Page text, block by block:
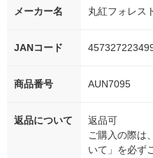
メーカー名 丸紅フォレス
JANコード
商品番号 AUN7095
返品について
返品可
ご購入の際は
いて」を必ず